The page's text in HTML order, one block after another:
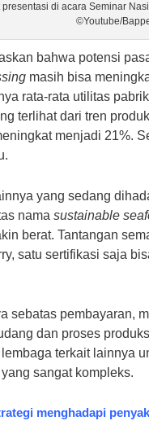
presentasi di acara Seminar
©Youtube/
bahwa potensi
masih bisa
rata-rata utilitas
terlihat dari tren
menjadi 21%.
yang sedang
namasustainable
berat. Tantangan
satu sertifikasi saja
sebatas pembayaran,
dan proses
terkait lainnya
sangat kompleks.
menghadapi